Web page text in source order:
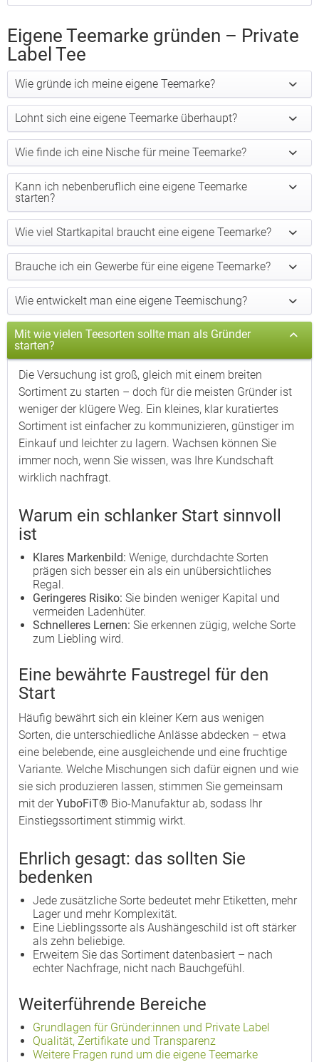
Eigene Teemarke gründen – Private
Label Tee
Wie gründe ich meine eigene Teemarke?
Lohnt sich eine eigene Teemarke überhaupt?
Wie finde ich eine Nische für meine Teemarke?
Kann ich nebenberuflich eine eigene Teemarke
starten?
Wie viel Startkapital braucht eine eigene Teemarke?
Brauche ich ein Gewerbe für eine eigene Teemarke?
Wie entwickelt man eine eigene Teemischung?
Mit wie vielen Teesorten sollte man als Gründer
starten?
Die Versuchung ist groß, gleich mit einem breiten
Sortiment zu starten – doch für die meisten Gründer ist
weniger der klügere Weg. Ein kleines, klar kuratiertes
Sortiment ist einfacher zu kommunizieren, günstiger im
Einkauf und leichter zu lagern. Wachsen können Sie
immer noch, wenn Sie wissen, was Ihre Kundschaft
wirklich nachfragt.
Warum ein schlanker Start sinnvoll
ist
Klares Markenbild: Wenige, durchdachte Sorten
prägen sich besser ein als ein unübersichtliches
Regal.
Geringeres Risiko: Sie binden weniger Kapital und
vermeiden Ladenhüter.
Schnelleres Lernen: Sie erkennen zügig, welche Sorte
zum Liebling wird.
Eine bewährte Faustregel für den
Start
Häufig bewährt sich ein kleiner Kern aus wenigen
Sorten, die unterschiedliche Anlässe abdecken – etwa
eine belebende, eine ausgleichende und eine fruchtige
Variante. Welche Mischungen sich dafür eignen und wie
sie sich produzieren lassen, stimmen Sie gemeinsam
mit derYuboFiT® Bio-Manufaktur ab, sodass Ihr
Einstiegssortiment stimmig wirkt.
Ehrlich gesagt: das sollten Sie
bedenken
Jede zusätzliche Sorte bedeutet mehr Etiketten, mehr
Lager und mehr Komplexität.
Eine Lieblingssorte als Aushängeschild ist oft stärker
als zehn beliebige.
Erweitern Sie das Sortiment datenbasiert – nach
echter Nachfrage, nicht nach Bauchgefühl.
Weiterführende Bereiche
Grundlagen für Gründer:innen und Private Label
Qualität, Zertifikate und Transparenz
Weitere Fragen rund um die eigene Teemarke